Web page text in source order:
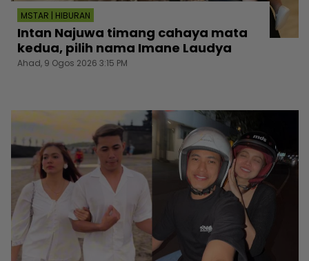
MSTAR | HIBURAN
Intan Najuwa timang cahaya mata
kedua, pilih nama Imane Laudya
Ahad, 9 Ogos 2026 3:15 PM